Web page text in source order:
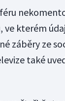
kterém
záběry ze
také